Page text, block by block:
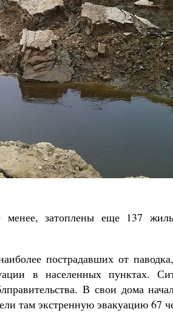
менее, затоплены еще 137
пострадавших от
в населенных пунктах.
В свои дома
там экстренную эвакуацию 67